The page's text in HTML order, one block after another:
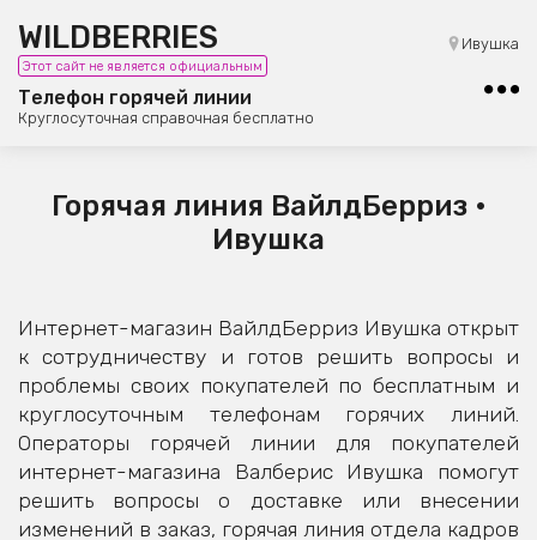
WILDBERRIES
Этот сайт не является официальным
Телефон горячей линии
Круглосуточная справочная бесплатно
Ивушка
8 (800) 101-42-23
Бесплатная юридическая консультация
Горячая линия ВайлдБерриз •
Ивушка
Интернет-магазин ВайлдБерриз Ивушка открыт
к сотрудничеству и готов решить вопросы и
проблемы своих покупателей по бесплатным и
круглосуточным телефонам горячих линий.
Операторы горячей линии для покупателей
интернет-магазина Валберис Ивушка помогут
решить вопросы о доставке или внесении
изменений в заказ, горячая линия отдела кадров